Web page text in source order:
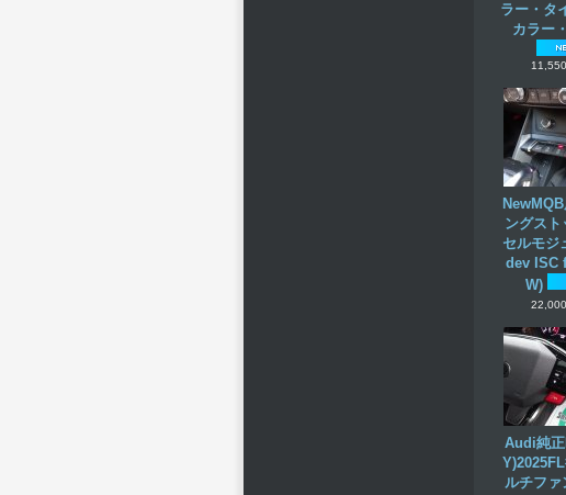
ラー・タ
カラー
ングスト
セルモジ
dev ISC
W)
Audi純
ルチファ